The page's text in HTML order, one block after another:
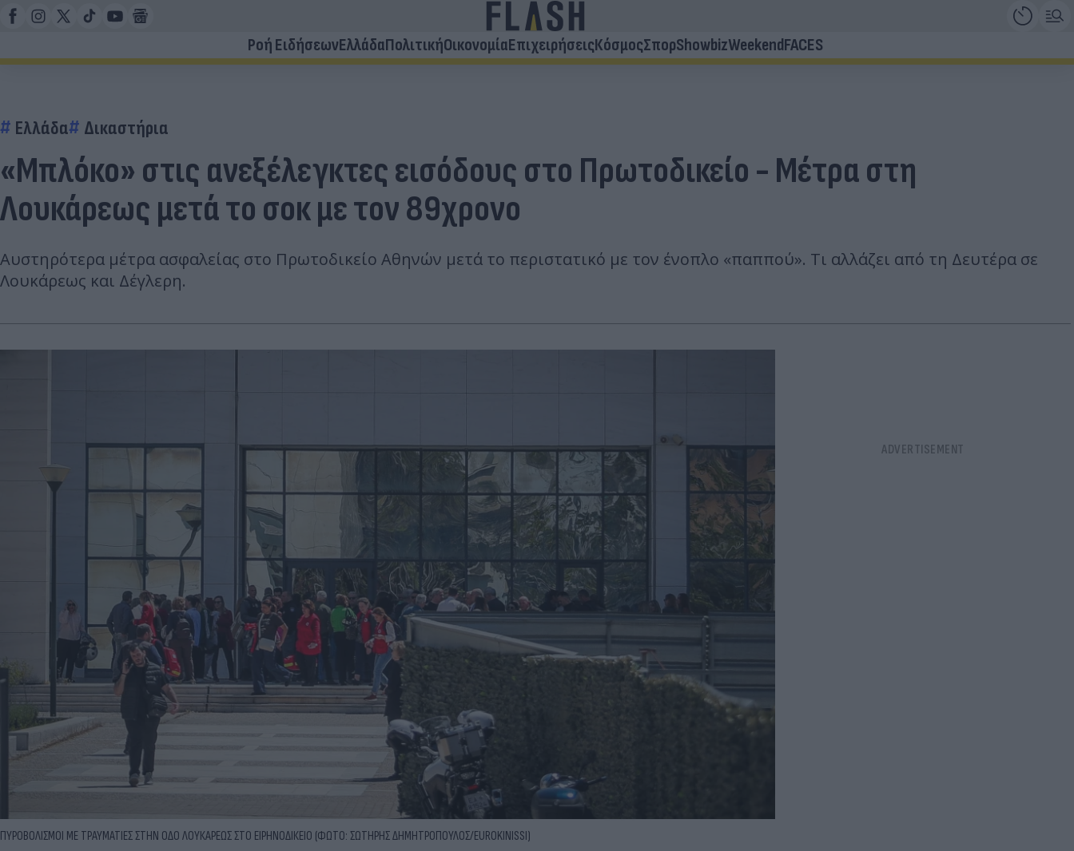
Ροή ΕιδήσεωνΕλλάδαΠολιτικήΟικονομίαΕπιχειρήσειςΚόσμοςΣπορShowbizWeekendFACES
Ελλάδα Δικαστήρια
«Μπλόκο» στις ανεξέλεγκτες εισόδους στο Πρωτοδικείο - Μέτρα στη
Λουκάρεως μετά το σοκ με τον 89χρονο
Αυστηρότερα μέτρα ασφαλείας στο Πρωτοδικείο Αθηνών μετά το περιστατικό με τον ένοπλο «παππού». Τι αλλάζει από τη Δευτέρα σε
Λουκάρεως και Δέγλερη.
ΠΥΡΟΒΟΛΙΣΜΟΙ ΜΕ ΤΡΑΥΜΑΤΙΕΣ ΣΤΗΝ ΟΔΟ ΛΟΥΚΑΡΕΩΣ ΣΤΟ ΕΙΡΗΝΟΔΙΚΕΙΟ (ΦΩΤΟ: ΣΩΤΗΡΗΣ ΔΗΜΗΤΡΟΠΟΥΛΟΣ/EUROKINISSI)